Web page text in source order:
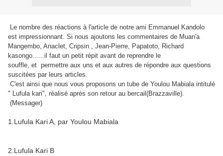
Le nombre des réactions à l'article de notre ami Emmanuel Kandolo
est impressionnant. Si nous ajoutons les commentaires de Muan'a
Mangembo, Anaclet, Cripsin , Jean-Pierre, Papatoto, Richard
kasongo......il faut un petit répit avant de reprendre le
souffle, et permettre aux uns et aux autres de répondre aux questions
suscitées par leurs articles.
C'est ainsi que nous vous proposons un tube de Youlou Mabiala intitulé
" Lufula kari", réalisé après son retour au bercail(Brazzaville).
(Messager)
1.Lufula Kari A, par Youlou Mabiala
2.Lufula Kari B